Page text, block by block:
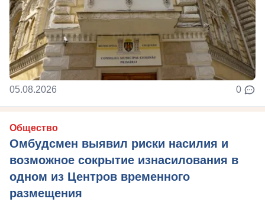
05.08.2026 0
Общество
Омбудсмен выявил риски насилия и
возможное сокрытие изнасилования в
одном из Центров временного
размещения